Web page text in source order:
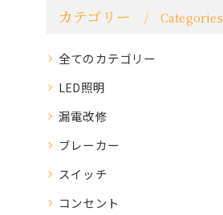
カテゴリー Categories
全てのカテゴリー
LED照明
漏電改修
ブレーカー
スイッチ
コンセント